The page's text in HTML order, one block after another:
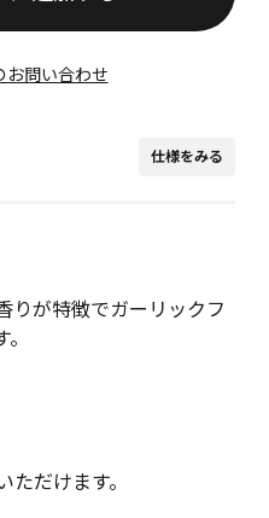
お問い合わせ
仕様をみる
りが特徴でガーリックフ
だけます。